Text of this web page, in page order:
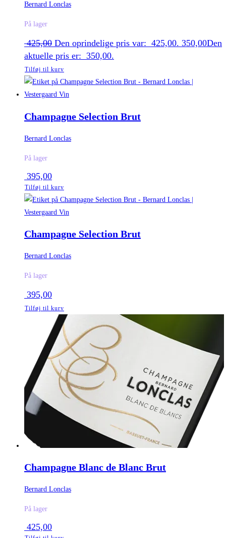
Bernard Lonclas
På lager
425,00 Den oprindelige pris var: 425,00. 350,00Den
aktuelle pris er: 350,00.
Tilføj til kurv
Champagne Selection Brut
Bernard Lonclas
På lager
395,00
Tilføj til kurv
Champagne Selection Brut
Bernard Lonclas
På lager
395,00
Tilføj til kurv
Champagne Blanc de Blanc Brut
Bernard Lonclas
På lager
425,00